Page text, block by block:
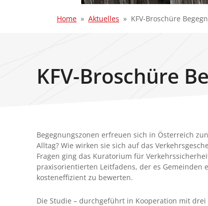
Home Aktuelles KFV-Broschüre
KFV-Broschüre
Begegnungszonen erfreuen sich in Österreich
Alltag? Wie wirken sie sich auf das
Fragen ging das Kuratorium für
praxisorientierten Leitfadens, der es Gemeinden
kosteneffizient zu bewerten.
Die Studie – durchgeführt in Kooperation mit